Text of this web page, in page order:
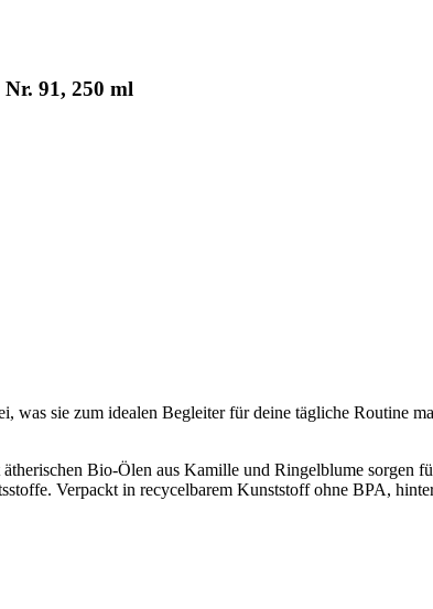
91, 250 ml
sie zum idealen Begleiter für deine tägliche Routine
Bio-Ölen aus Kamille und Ringelblume sorgen
Verpackt in recycelbarem Kunststoff ohne BPA,